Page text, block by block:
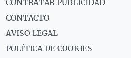
CONTRATAR PUBLICIDAD
CONTACTO
AVISO LEGAL
POLÍTICA DE COOKIES